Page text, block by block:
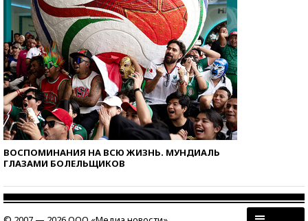
ВОСПОМИНАНИЯ НА ВСЮ ЖИЗНЬ. МУНДИАЛЬ
ГЛАЗАМИ БОЛЕЛЬЩИКОВ